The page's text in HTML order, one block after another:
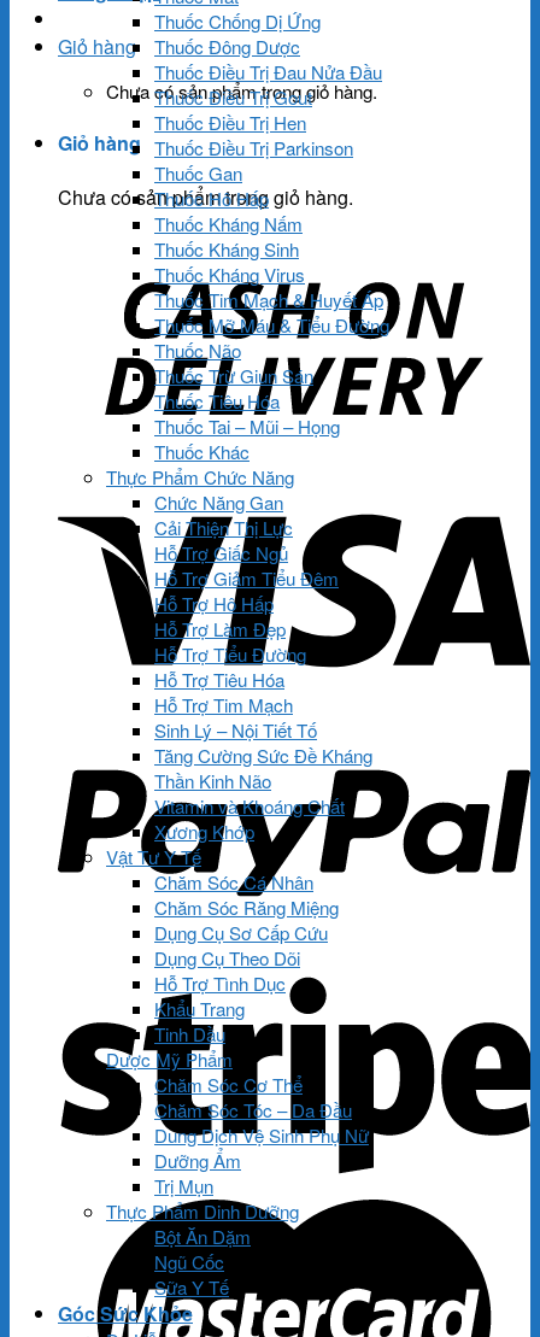
Giỏ hàng
Chưa có sản phẩm trong giỏ hàng.
Giỏ hàng
Chưa có sản phẩm trong giỏ hàng.
Thuốc Chống Dị Ứng
Thuốc Đông Dược
Thuốc Điều Trị Đau Nửa Đầu
Thuốc Điều Trị Gout
Thuốc Điều Trị Hen
Thuốc Điều Trị Parkinson
Thuốc Gan
Thuốc Hô Hấp
Thuốc Kháng Nấm
Thuốc Kháng Sinh
Thuốc Kháng Virus
Thuốc Tim Mạch & Huyết Áp
Thuốc Mỡ Máu & Tiểu Đường
Thuốc Não
Thuốc Trừ Giun Sán
Thuốc Tiêu Hóa
Thuốc Tai – Mũi – Họng
Thuốc Khác
Thực Phẩm Chức Năng
Chức Năng Gan
Cải Thiện Thị Lực
Hỗ Trợ Giấc Ngủ
Hỗ Trợ Giảm Tiểu Đêm
Hỗ Trợ Hô Hấp
Hỗ Trợ Làm Đẹp
Hỗ Trợ Tiểu Đường
Hỗ Trợ Tiêu Hóa
Hỗ Trợ Tim Mạch
Sinh Lý – Nội Tiết Tố
Tăng Cường Sức Đề Kháng
Thần Kinh Não
Vitamin và Khoáng Chất
Xương Khớp
Vật Tư Y Tế
Chăm Sóc Cá Nhân
Chăm Sóc Răng Miệng
Dụng Cụ Sơ Cấp Cứu
Dụng Cụ Theo Dõi
Hỗ Trợ Tình Dục
Khẩu Trang
Tinh Dầu
Dược Mỹ Phẩm
Chăm Sóc Cơ Thể
Chăm Sóc Tóc – Da Đầu
Dung Dịch Vệ Sinh Phụ Nữ
Dưỡng Ẩm
Trị Mụn
Thực Phẩm Dinh Dưỡng
Bột Ăn Dặm
Ngũ Cốc
Sữa Y Tế
Góc Sức Khỏe